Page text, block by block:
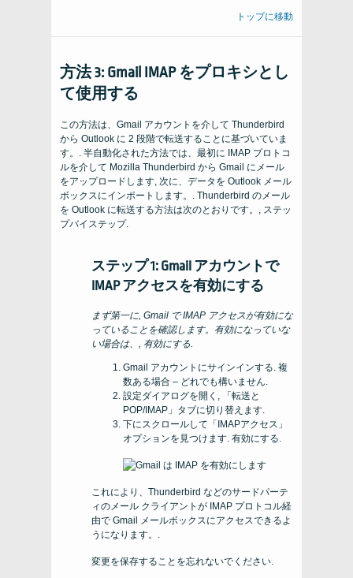
トップに移動
方法 3: Gmail IMAP をプロキシとし
て使用する
この方法は、Gmail アカウントを介して Thunderbird
から Outlook に 2 段階で転送することに基づいていま
す。. 半自動化された方法では、最初に IMAP プロトコ
ルを介して Mozilla Thunderbird から Gmail にメール
をアップロードします, 次に、データを Outlook メール
ボックスにインポートします。. Thunderbird のメール
を Outlook に転送する方法は次のとおりです。, ステッ
プバイステップ.
ステップ 1: Gmail アカウントで
IMAP アクセスを有効にする
まず第一に, Gmail で IMAP アクセスが有効にな
っていることを確認します。有効になっていな
い場合は、, 有効にする.
Gmail アカウントにサインインする. 複
数ある場合 – どれでも構いません.
設定ダイアログを開く, 「転送と
POP/IMAP」タブに切り替えます.
下にスクロールして「IMAPアクセス」
オプションを見つけます. 有効にする.
これにより、Thunderbird などのサードパーテ
ィのメール クライアントが IMAP プロトコル経
由で Gmail メールボックスにアクセスできるよ
うになります。.
変更を保存することを忘れないでください.